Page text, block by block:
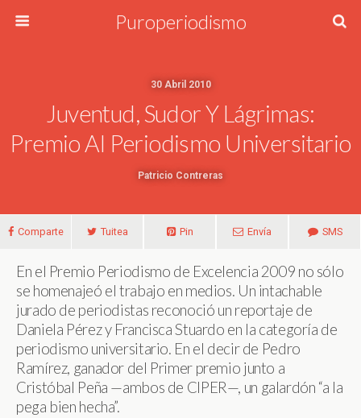
Puroperiodismo
30 Abril 2010
Juventud, Sudor Y Lágrimas:
Premio Al Periodismo Universitario
Patricio Contreras
Comparte Tuitea Pin Envía SMS
En el Premio Periodismo de Excelencia 2009 no sólo
se homenajeó el trabajo en medios. Un intachable
jurado de periodistas reconoció un reportaje de
Daniela Pérez y Francisca Stuardo en la categoría de
periodismo universitario. En el decir de Pedro
Ramírez, ganador del Primer premio junto a
Cristóbal Peña —ambos de CIPER—, un galardón “a la
pega bien hecha”.